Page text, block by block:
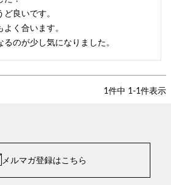
良いです。
く合います。
のが少し気になりました。
1 件中 1 -1 件表示
メルマガ登録はこちら